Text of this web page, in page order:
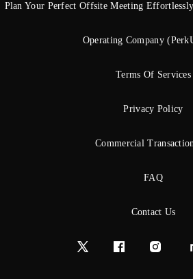
Plan Your Perfect Offsite Meeting
Operating Company
Terms Of Services
Privacy Policy
Commercial
FAQ
Contact Us